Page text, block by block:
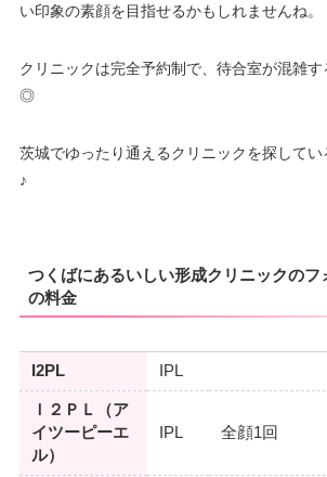
い印象の素顔を目指せるかもしれませんね。
クリニックは完全予約制で、待合室が混雑
◎
茨城でゆったり通えるクリニックを探して
♪
つくばにあるいしい形成クリニックのフ
の料金
I2PL IPL
Ｉ２ＰＬ（ア
イツーピーエ
ル）
IPL 全顔1回